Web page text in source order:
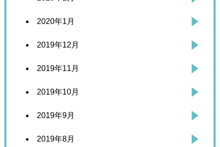
2020年1月
2019年12月
2019年11月
2019年10月
2019年9月
2019年8月